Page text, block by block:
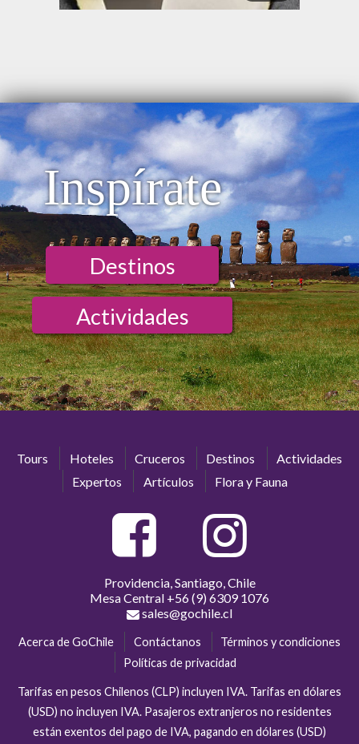
Inspírate
Destinos
Actividades
Tours Hoteles Cruceros Destinos
Actividades
Expertos
Artículos Flora y Fauna
Providencia, Santiago, Chile
Mesa Central +56 (9) 6309 1076
sales@gochile.cl
Acerca de GoChile Contáctanos
Términos y condiciones
Políticas de privacidad
Tarifas en pesos Chilenos (CLP) incluyen IVA. Tarifas en dólares
(USD) no incluyen IVA. Pasajeros extranjeros no residentes
están exentos del pago de IVA, pagando en dólares (USD)